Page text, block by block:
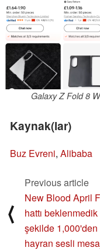
Galaxy Z Fold 8
Kaynak(lar)
Buz Evreni, Alibaba
⟨
Previous article
New Blood April
hattı
şekilde
hayran sesli